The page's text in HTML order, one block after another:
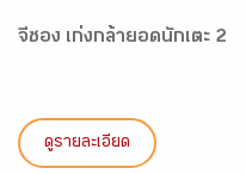
จีซอง เก่งกล้ายอดนักเตะ 2
ดูรายละเอียด